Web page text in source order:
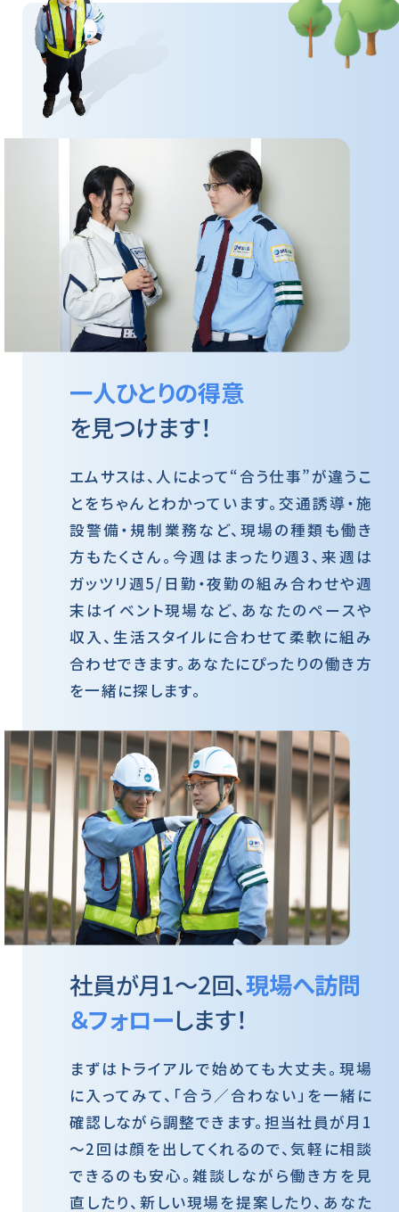
一人ひとりの得意
を見つけます！
エムサスは、人によって“合う仕事”が違うこ
とをちゃんとわかっています。交通誘導・施
設警備・規制業務など、現場の種類も働き
方もたくさん。今週はまったり週3、来週は
ガッツリ週5/日勤・夜勤の組み合わせや週
末はイベント現場など、あなたのペースや
収入、生活スタイルに合わせて柔軟に組み
合わせできます。あなたにぴったりの働き方
を一緒に探します。
社員が月1～2回、現場へ訪問
＆フォローします！
まずはトライアルで始めても大丈夫。現場
に入ってみて、「合う／合わない」を一緒に
確認しながら調整できます。担当社員が月1
～2回は顔を出してくれるので、気軽に相談
できるのも安心。雑談しながら働き方を見
直したり、新しい現場を提案したり、あなた